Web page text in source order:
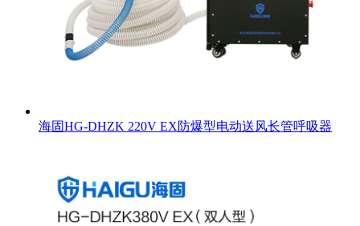
海固HG-DHZK 220V EX防爆型电动送风长管呼吸器